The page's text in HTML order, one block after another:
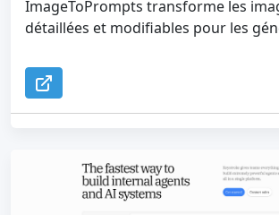
ImageToPrompts transforme les
détaillées et modifiables pour les
génération d'images IA en direct et
de pixel art IA pour créer des visuels
texte et d'images de référence